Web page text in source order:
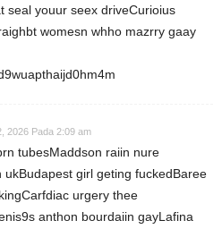
seal youur seex driveCurioius
womesn whho mazrry gaay
2026 Pada 2:09 am
tubesMaddson raiin nure
ukBudapest girl geting fuckedBaree
urgery thee
anthon bourdaiin gayLafina